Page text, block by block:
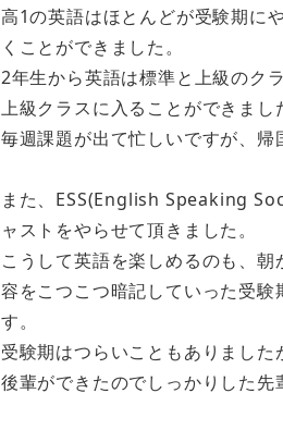
高1の英語はほとんどが受験期に
くことができました。
2年生から英語は標準と上級のク
上級クラスに入ることができまし
毎週課題が出て忙しいですが、
また、ESS(English Speaking
ャストをやらせて頂きました。
こうして英語を楽しめるのも、
容をこつこつ暗記していった受
す。
受験期はつらいこともありまし
後輩ができたのでしっかりした